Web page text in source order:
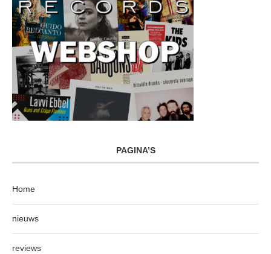
PAGINA’S
Home
nieuws
reviews